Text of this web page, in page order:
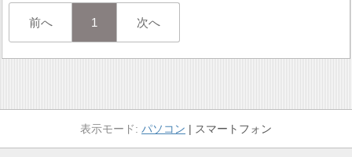
前へ 1 次へ
パソコン スマートフォン